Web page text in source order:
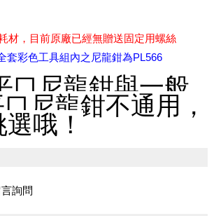
材，目前原廠已經無贈送固定用螺絲
套彩色工具組內之尼龍鉗為PL566
口尼龍鉗與一般
尼龍鉗不通用，
哦！
詢問